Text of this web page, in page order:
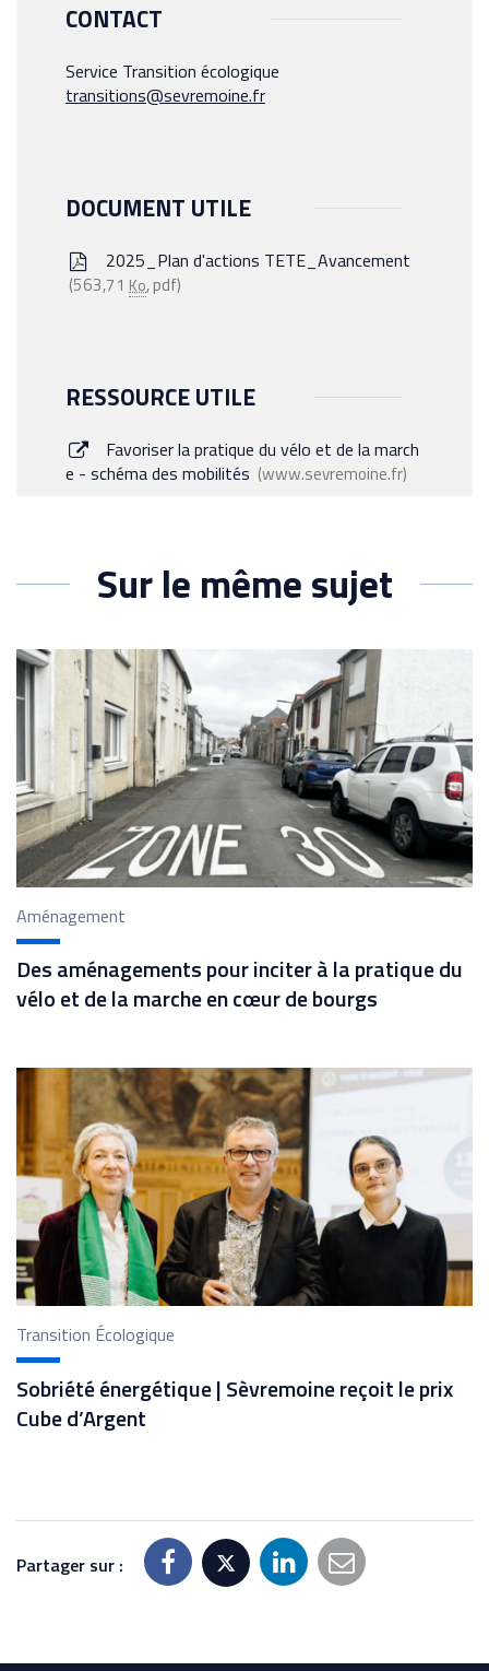
CONTACT
Service Transition écologique
transitions@sevremoine.fr
DOCUMENT UTILE
2025_Plan d'actions TETE_Avancement
563,71 Ko, pdf
RESSOURCE UTILE
Favoriser la pratique du vélo et de la march
e - schéma des mobilités www.sevremoine.fr
Sur le même sujet
Aménagement
Des aménagements pour inciter à la pratique du
vélo et de la marche en cœur de bourgs
Transition Écologique
Sobriété énergétique | Sèvremoine reçoit le prix
Cube d’Argent
Partager sur :